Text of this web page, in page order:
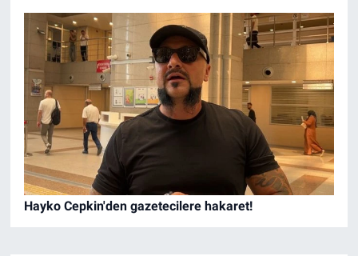
Hayko Cepkin'den gazetecilere hakaret!